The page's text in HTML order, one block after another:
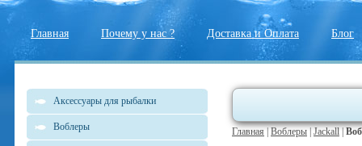
Главная Почему у нас ? Доставка и Оплата Блог
Аксессуары для рыбалки
Воблеры Главная Воблеры Jackall